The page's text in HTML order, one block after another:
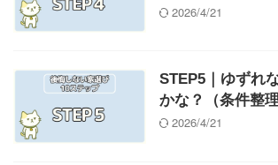
2026/4/21
STEP5｜ゆずれ
かな？（条件整理
2026/4/21